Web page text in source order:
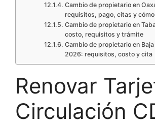
Cambio de propietario en
requisitos, pago, citas y
Cambio de propietario en
costo, requisitos y trámite
Cambio de propietario en
2026: requisitos, costo y cita
Renovar
Circulación